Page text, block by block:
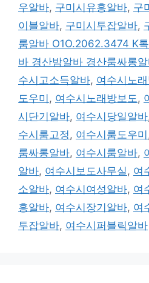
우알바, 구미시유흥알바, 구
이블알바, 구미시투잡알바,
룸알바 O1O.2062.3474 K
바 경산밤알바 경산룸싸롱
수시고소득알바, 여수시노
도우미 , 여수시노래방보도 ,
시단기알바, 여수시당일알바
수시룸고정 , 여수시룸도우미
룸싸롱알바, 여수시룸알바,
알바, 여수시보도사무실 , 여
소알바, 여수시여성알바, 여
흥알바, 여수시장기알바, 여
투잡알바, 여수시퍼블릭알바